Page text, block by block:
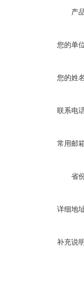
产
您的单
您的姓
联系电
常用邮
省
详细地
补充说